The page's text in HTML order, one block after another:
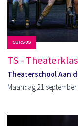
CURSUS
TS -
Theaterschool Aan
Maandag 21 september